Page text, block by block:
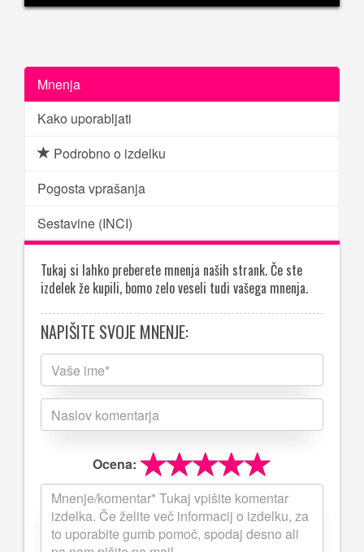
Mnenja
Kako uporabljati
Podrobno o izdelku
Pogosta vprašanja
Sestavine (INCI)
Tukaj si lahko preberete mnenja naših strank. Če ste
izdelek že kupili, bomo zelo veseli tudi vašega mnenja.
NAPIŠITE SVOJE MNENJE:
Ocena: